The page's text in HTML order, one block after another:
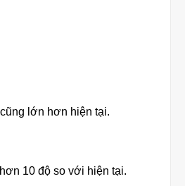
lớn hơn hiện tại.
10 độ so với hiện tại.